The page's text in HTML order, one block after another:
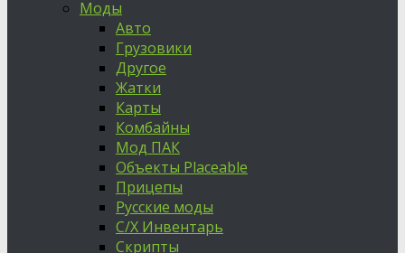
Моды
Авто
Грузовики
Другое
Жатки
Карты
Комбайны
Мод ПАК
Объекты Placeable
Прицепы
Русские моды
С/Х Инвентарь
Скрипты